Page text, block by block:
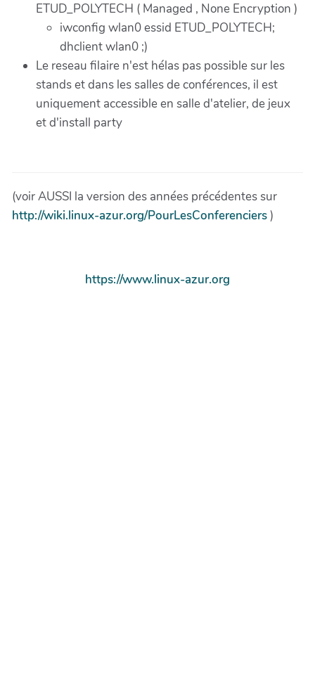
ETUD_POLYTECH ( Managed , None Encryption )
iwconfig wlan0 essid ETUD_POLYTECH;
dhclient wlan0 ;)
Le reseau filaire n'est hélas pas possible sur les
stands et dans les salles de conférences, il est
uniquement accessible en salle d'atelier, de jeux
et d'install party
(voir AUSSI la version des années précédentes sur
http://wiki.linux-azur.org/PourLesConferenciers)
https://www.linux-azur.org